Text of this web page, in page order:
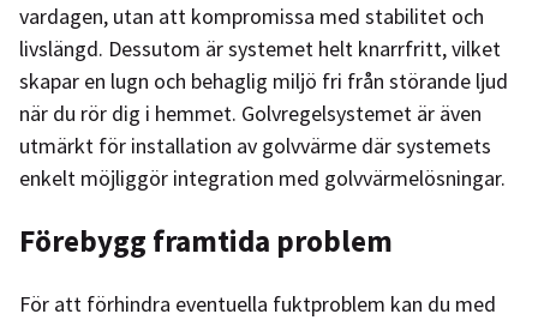
vardagen, utan att kompromissa med stabilitet och
livslängd. Dessutom är systemet helt knarrfritt, vilket
skapar en lugn och behaglig miljö fri från störande ljud
när du rör dig i hemmet. Golvregelsystemet är även
utmärkt för installation av golvvärme där systemets
enkelt möjliggör integration med golvvärmelösningar.
Förebygg framtida problem
För att förhindra eventuella fuktproblem kan du med